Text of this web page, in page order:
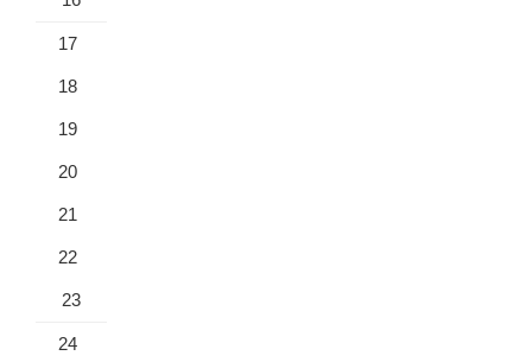
17
18
19
20
21
22
23
24